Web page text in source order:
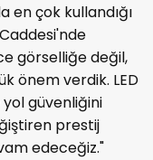
en çok kullandığı
görselliğe değil,
önem verdik. LED
yol güvenliğini
prestij
edeceğiz."